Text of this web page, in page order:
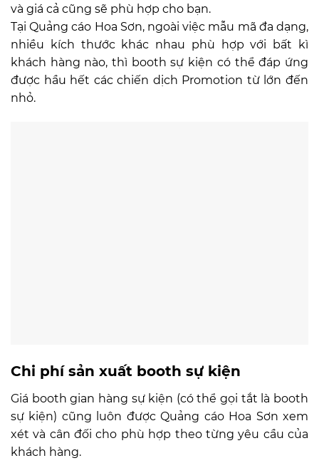
và giá cả cũng sẽ phù hợp cho bạn.
Tại Quảng cáo Hoa Sơn, ngoài việc mẫu mã đa dạng,
nhiều kích thước khác nhau phù hợp với bất kì
khách hàng nào, thì booth sự kiện có thể đáp ứng
được hầu hết các chiến dịch Promotion từ lớn đến
nhỏ.
Chi phí sản xuất booth sự kiện
Giá booth gian hàng sự kiện (có thể gọi tắt là booth
sự kiện) cũng luôn được Quảng cáo Hoa Sơn xem
xét và cân đối cho phù hợp theo từng yêu cầu của
khách hàng.